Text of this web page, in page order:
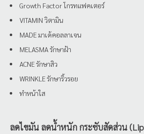
Growth Factor โกรทแฟคเตอร์
VITAMIN วิตามิน
MADE มาเด้คอลลาเจน
MELASMA รักษาฝ้า
ACNE รักษาสิว
WRINKLE รักษาริ้วรอย
ทำหน้าใส
ลดไขมัน ลดน้ำหนัก กระชับสัดส่วน